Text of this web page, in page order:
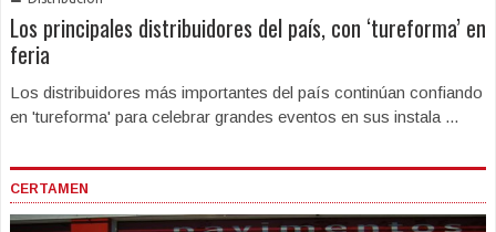
Los principales distribuidores del país, con ‘tureforma’ en
feria
Los distribuidores más importantes del país continúan confiando
en 'tureforma' para celebrar grandes eventos en sus instala ...
CERTAMEN